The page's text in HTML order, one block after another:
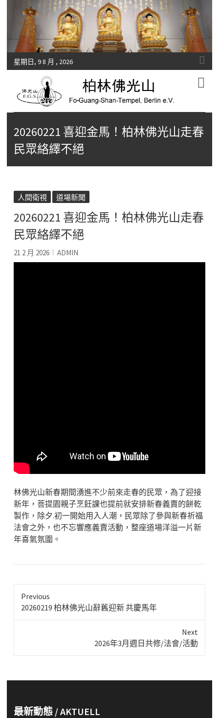
星期日, 9 8 月 , 2026
Fo-Guang-Shan-Tempel, Berlin e.V.
20260221 喜迎金馬！柏林佛光山走春
民眾絡繹不絕
人間衛視 道場新聞
20260221 喜迎金馬！柏林佛光山走春
民眾絡繹不絕
21 2 月 2026 ADMIN
林佛光山新春期間湧進不少前來走春的民眾，為了迎接
新年，菩提園親子烹飪課也提前就安排新春義賣的餅乾
製作，除夕.初一開始用入人潮，民眾除了參與新春祈福
法會之外，也不忘響應義賣活動，整座道場洋溢一片新
年喜氣氛圍。
Previous
Previous
20260219 柏林佛光山辭舊迎新 共慶馬年
Next
2026年3月週日共修/法會/活動
最新動態 / AKTUELL